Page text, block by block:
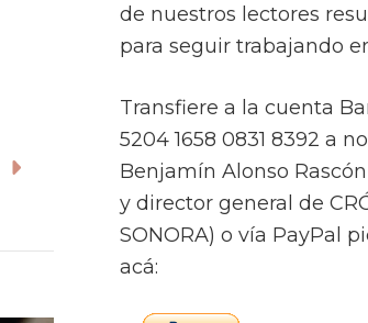
de nuestros lectores
para seguir trabajando
Transfiere a la cuenta
5204 1658 0831 8392 a
Benjamín Alonso
y director general de
SONORA) o vía PayPal
acá: